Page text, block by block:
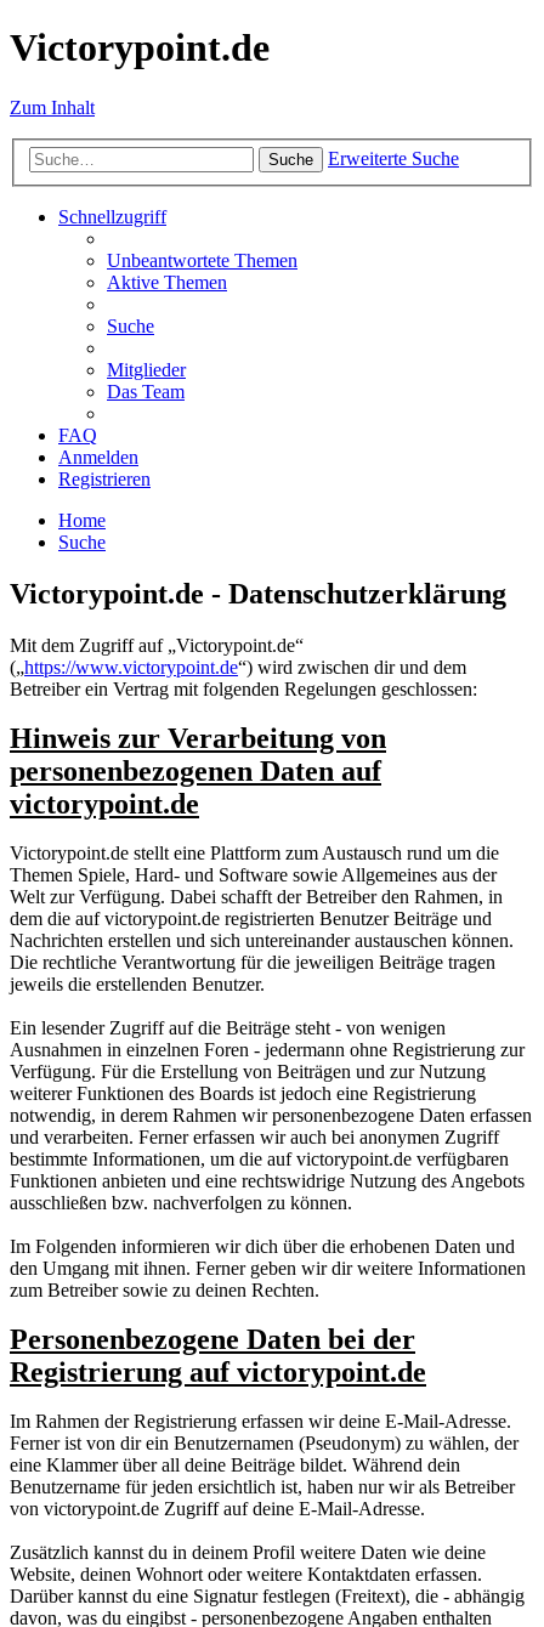
Victorypoint.de
Zum Inhalt
Suche Erweiterte Suche
Schnellzugriff
Unbeantwortete Themen
Aktive Themen
Suche
Mitglieder
Das Team
FAQ
Anmelden
Registrieren
Home
Suche
Victorypoint.de - Datenschutzerklärung
Mit dem Zugriff auf „Victorypoint.de“
(„https://www.victorypoint.de“) wird zwischen dir und dem
Betreiber ein Vertrag mit folgenden Regelungen geschlossen:
Hinweis zur Verarbeitung von
personenbezogenen Daten auf
victorypoint.de
Victorypoint.de stellt eine Plattform zum Austausch rund um die
Themen Spiele, Hard- und Software sowie Allgemeines aus der
Welt zur Verfügung. Dabei schafft der Betreiber den Rahmen, in
dem die auf victorypoint.de registrierten Benutzer Beiträge und
Nachrichten erstellen und sich untereinander austauschen können.
Die rechtliche Verantwortung für die jeweiligen Beiträge tragen
jeweils die erstellenden Benutzer.
Ein lesender Zugriff auf die Beiträge steht - von wenigen
Ausnahmen in einzelnen Foren - jedermann ohne Registrierung zur
Verfügung. Für die Erstellung von Beiträgen und zur Nutzung
weiterer Funktionen des Boards ist jedoch eine Registrierung
notwendig, in derem Rahmen wir personenbezogene Daten erfassen
und verarbeiten. Ferner erfassen wir auch bei anonymen Zugriff
bestimmte Informationen, um die auf victorypoint.de verfügbaren
Funktionen anbieten und eine rechtswidrige Nutzung des Angebots
ausschließen bzw. nachverfolgen zu können.
Im Folgenden informieren wir dich über die erhobenen Daten und
den Umgang mit ihnen. Ferner geben wir dir weitere Informationen
zum Betreiber sowie zu deinen Rechten.
Personenbezogene Daten bei der
Registrierung auf victorypoint.de
Im Rahmen der Registrierung erfassen wir deine E-Mail-Adresse.
Ferner ist von dir ein Benutzernamen (Pseudonym) zu wählen, der
eine Klammer über all deine Beiträge bildet. Während dein
Benutzername für jeden ersichtlich ist, haben nur wir als Betreiber
von victorypoint.de Zugriff auf deine E-Mail-Adresse.
Zusätzlich kannst du in deinem Profil weitere Daten wie deine
Website, deinen Wohnort oder weitere Kontaktdaten erfassen.
Darüber kannst du eine Signatur festlegen (Freitext), die - abhängig
davon, was du eingibst - personenbezogene Angaben enthalten